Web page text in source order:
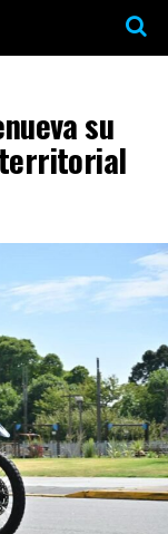
su
territorial